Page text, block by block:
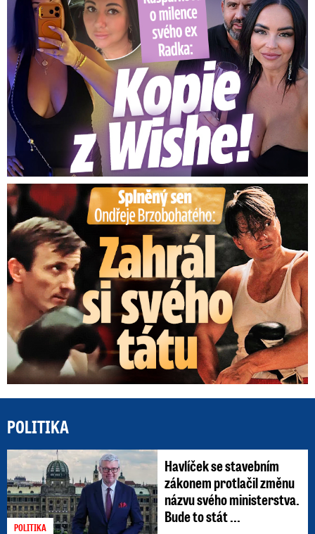
Splněný sen Ondřeje Brzobohatého: Zahrál si svého tátu
POLITIKA
POLITIKA
Havlíček se stavebním
zákonem protlačil změnu
názvu svého ministerstva.
Bude to stát ...